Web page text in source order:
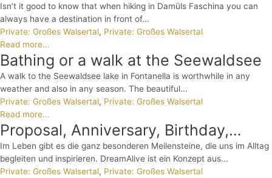
Isn’t it good to know that when hiking in Damüls Faschina you can
always have a destination in front of...
Private: Großes Walsertal, Private: Großes Walsertal
Read more...
Bathing or a walk at the Seewaldsee
A walk to the Seewaldsee lake in Fontanella is worthwhile in any
weather and also in any season. The beautiful...
Private: Großes Walsertal, Private: Großes Walsertal
Read more...
Proposal, Anniversary, Birthday,…
Im Leben gibt es die ganz besonderen Meilensteine, die uns im Alltag
begleiten und inspirieren. DreamAlive ist ein Konzept aus...
Private: Großes Walsertal, Private: Großes Walsertal